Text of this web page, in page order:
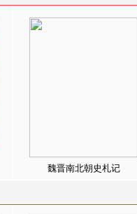
魏晋南北朝史札记